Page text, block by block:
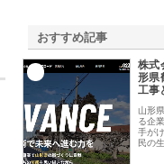
おすすめ記事
株式
形県
工事
山形
る企
手が
民の